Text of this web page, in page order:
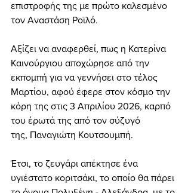
επιστροφής της με πρώτο καλεσμένο
τον Αναστάση Ροϊλό.
Αξίζει να αναφερθεί, πως η Κατερίνα
Καινούργιου αποχώρησε από την
εκπομπή για να γεννήσει στο τέλος
Μαρτίου, αφού έφερε στον κόσμο την
κόρη της στις 3 Απριλίου 2026, καρπό
του έρωτά της από τον σύζυγό
της, Παναγιώτη Κουτσουμπή.
Έτσι, το ζευγάρι απέκτησε ένα
υγιέστατο κοριτσάκι, το οποίο θα πάρει